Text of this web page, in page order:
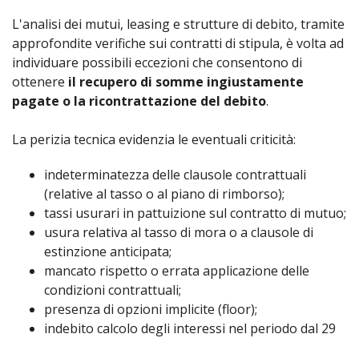
L'analisi dei mutui, leasing e strutture di debito, tramite
approfondite verifiche sui contratti di stipula, è volta ad
individuare possibili eccezioni che consentono di
ottenere il recupero di somme ingiustamente
pagate o la ricontrattazione del debito.
La perizia tecnica evidenzia le eventuali criticità:
indeterminatezza delle clausole contrattuali
(relative al tasso o al piano di rimborso);
tassi usurari in pattuizione sul contratto di mutuo;
usura relativa al tasso di mora o a clausole di
estinzione anticipata;
mancato rispetto o errata applicazione delle
condizioni contrattuali;
presenza di opzioni implicite (floor);
indebito calcolo degli interessi nel periodo dal 29